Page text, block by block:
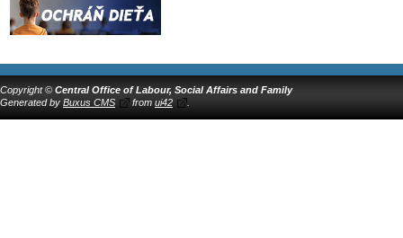
Copyright © Central Office of Labour, Social Affairs and Family
Generated by Buxus CMS from ui42